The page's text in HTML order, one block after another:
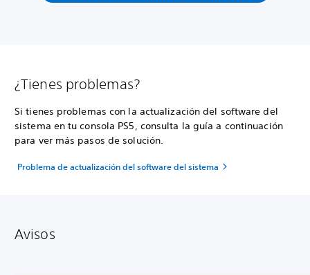
¿Tienes problemas?
Si tienes problemas con la actualización del software del
sistema en tu consola PS5, consulta la guía a continuación
para ver más pasos de solución.
Problema de actualización del software del sistema
Avisos